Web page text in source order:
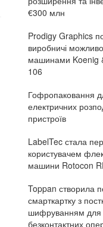
€300 млн
Prodigy Graphics
виробничі
машинами Koenig
106
Гофропаковання
електричних
пристроїв
LabelTec стала
користувачем
машини Rotocon
Toppan створила
смарткартку з
шифруванням для
безконтактних